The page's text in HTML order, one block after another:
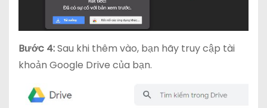
Bước 4:Sau khi thêm vào, bạn hãy truy cập tài
khoản Google Drive của bạn.